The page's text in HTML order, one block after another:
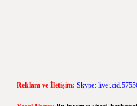
Reklam ve İletişim: Skype: